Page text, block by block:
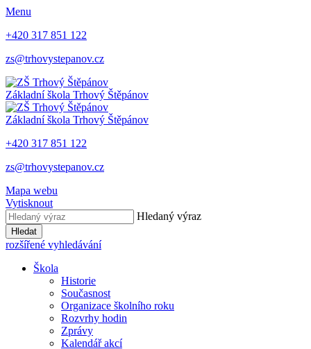
Menu
+420 317 851 122
zs@trhovystepanov.cz
Základní škola Trhový Štěpánov
Základní škola Trhový Štěpánov
+420 317 851 122
zs@trhovystepanov.cz
Mapa webu
Vytisknout
Hledaný výraz
Hledat
rozšířené vyhledávání
Škola
Historie
Současnost
Organizace školního roku
Rozvrhy hodin
Zprávy
Kalendář akcí